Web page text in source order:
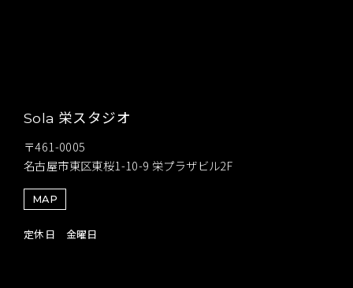
Sola 栄スタジオ
〒461-0005
名古屋市東区東桜1-10-9 栄プラザビル2F
MAP
定休日 金曜日